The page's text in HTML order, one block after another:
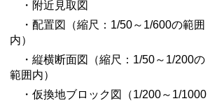
・附近見取図
・配置図（縮尺：1/50～1/600の範囲
内）
・縦横断面図（縮尺：1/50～1/200の
範囲内）
・仮換地ブロック図（1/200～1/1000